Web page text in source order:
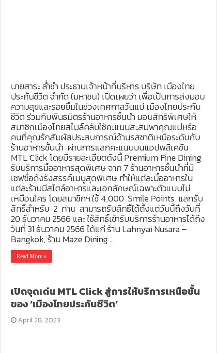
นายสาระ ล่ำซำ ประธานเจ้าหน้าที่บริหาร บริษัท เมืองไทย
ประกันชีวิต จำกัด (มหาชน) เปิดเผยว่า เพื่อเป็นการส่งมอบ
ความสุขและรอยยิ้มในช่วงเทศกาลวันแม่ เมืองไทยประกัน
ชีวิต ร่วมกับพันธมิตรร้านอาหารชั้นนำ มอบสิทธิพิเศษให้
สมาชิกเมืองไทยสไมล์คลับใช้คะแนนสะสมพาคุณแม่หรือ
คนที่คุณรักสัมผัสประสบการณ์ด้านรสชาติเหนือระดับกับ
ร้านอาหารชั้นนำ ผ่านการแลกคะแนนบนแอปพลิเคชัน
MTL Click โดยมีรายละเอียดดังนี้ Premium Fine Dining
รับบริการมื้ออาหารสุดพิเศษ จาก 7 ร้านอาหารชั้นนำที่มี
เชฟชื่อดังรังสรรค์เมนูสุดพิเศษ ทำให้แต่ละมื้ออาหารใน
แต่ละร้านมีสไตล์อาหารและเอกลักษณ์เฉพาะตัวแบบไม่
เหมือนใคร โดยสมาชิกฯ ใช้ 4,000 Smile Points แลกรับ
สิทธิ์สำหรับ 2 ท่าน สามารถรับสิทธิ์ได้ตั้งแต่วันนี้ถึงวันที่
20 ธันวาคม 2566 และ ใช้สิทธิ์เข้ารับบริการร้านอาหารได้ถึง
วันที่ 31 ธันวาคม 2566 ได้แก่ ร้าน Lahnyai Nusara –
Bangkok, ร้าน Maze Dining …
Read More »
เปิดจุดเด่น MTL Click สู่การให้บริการเหนือชั้น
ของ ‘เมืองไทยประกันชีวิต’
April 28, 2023